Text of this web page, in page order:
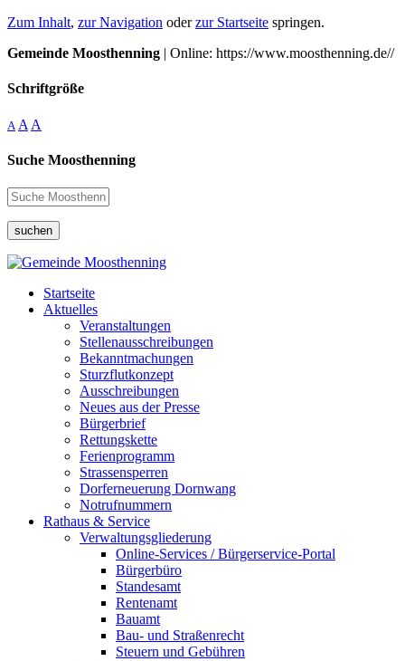
Zum Inhalt, zur Navigation oderzur Startseite springen.
Gemeinde Moosthenning | Online: https://www.moosthenning.de//
Schriftgröße
A A A
Suche Moosthenning
suchen
Startseite
Aktuelles
Veranstaltungen
Stellenausschreibungen
Bekanntmachungen
Sturzflutkonzept
Ausschreibungen
Neues aus der Presse
Bürgerbrief
Rettungskette
Ferienprogramm
Strassensperren
Dorferneuerung Dornwang
Notrufnummern
Rathaus & Service
Verwaltungsgliederung
Online-Services / Bürgerservice-Portal
Bürgerbüro
Standesamt
Rentenamt
Bauamt
Bau- und Straßenrecht
Steuern und Gebühren